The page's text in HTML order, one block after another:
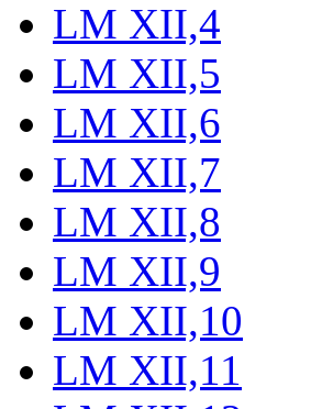
LM XII,4
LM XII,5
LM XII,6
LM XII,7
LM XII,8
LM XII,9
LM XII,10
LM XII,11